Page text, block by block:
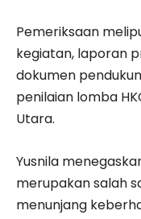
Pemeriksaan
kegiatan, laporan
dokumen
penilaian lomba
Utara.
Yusnila
merupakan salah
menunjang